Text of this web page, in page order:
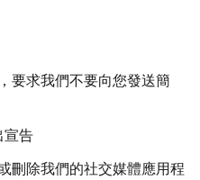
要求我們不要向您發送簡
宣告
刪除我們的社交媒體應用程